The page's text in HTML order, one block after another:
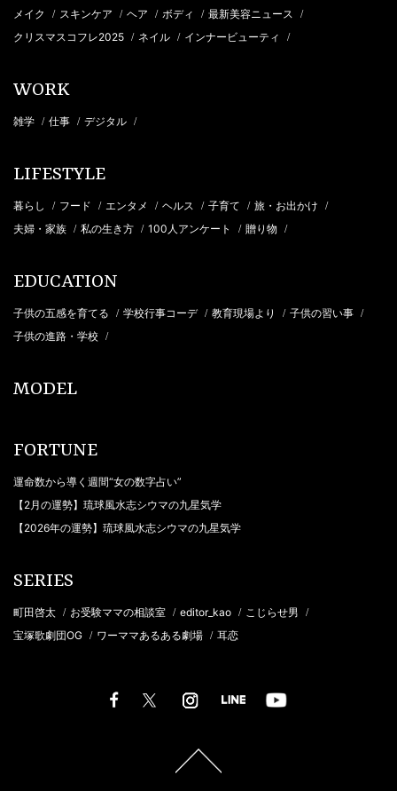
メイク / スキンケア / ヘア / ボディ / 最新美容ニュース /
クリスマスコフレ2025 / ネイル / インナービューティ /
WORK
雑学 / 仕事 / デジタル /
LIFESTYLE
暮らし / フード / エンタメ / ヘルス / 子育て / 旅・お出かけ /
夫婦・家族 / 私の生き方 / 100人アンケート / 贈り物 /
EDUCATION
子供の五感を育てる / 学校行事コーデ / 教育現場より / 子供の習い事 /
子供の進路・学校 /
MODEL
FORTUNE
運命数から導く週間“女の数字占い”
【2月の運勢】琉球風水志シウマの九星気学
【2026年の運勢】琉球風水志シウマの九星気学
SERIES
町田啓太 / お受験ママの相談室 / editor_kao / こじらせ男 /
宝塚歌劇団OG / ワーママあるある劇場 / 耳恋